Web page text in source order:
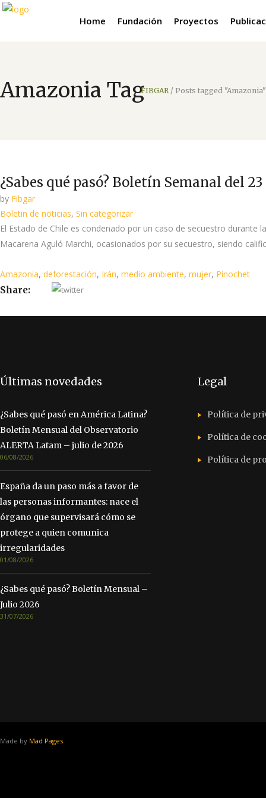
Home Fundación Proyectos
Amazonia TagFIBGAR / Posts tagged "Amazonia"
¿Sabes qué pasó? Boletín Semanal del
by Fibgar
Boletin de noticias, Sin categorizar
El Estado de Chile es condenado por un caso de secuestro
Macarena Aguló Marchi, ocasionados por su secuestro, siendo
Amazonia, deforestación, Irán, medio ambiente, mujer, Pinochet
Share:
Últimas novedades
¿Sabes qué pasó en América Latina?
Boletín Mensual del Observatorio
ALERTA Latam – julio de 2026
06/08/2026
España da un paso más a favor de
las personas informantes: nace el
órgano que supervisará cómo se
protege a quien comunica
irregularidades
01/08/2026
¿Sabes qué pasó? Boletín Mensual –
Julio 2026
31/07/2026
Legal
Política de
Política de
Política de
Made by Mad Pages